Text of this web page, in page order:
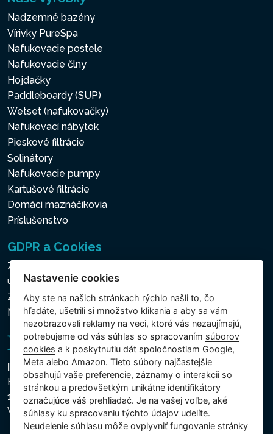
Nadzemné bazény
Vírivky PureSpa
Nafukovacie postele
Nafukovacie člny
Hojdačky
Paddleboardy (SUP)
Wetset (nafukovačky)
Nafukovací nábytok
Pieskové filtrácie
Solinátory
Nafukovacie pumpy
Kartušové filtrácie
Domáci maznáčikovia
Príslušenstvo
GDPR a Cookies
Zásady ochrany osobných a ďalších spracovávaných
údajov
Zásady používania súborov cookies
Nastavenie cookies
Intex Trading, s.r.o.
Hradecká 2526/3
130 00 Praha 3
Vinohrady - Česká republika
Nastavenie cookies
Aby ste na našich stránkach rýchlo našli to, čo
hľadáte, ušetrili si množstvo klikania a aby sa vám
nezobrazovali reklamy na veci, ktoré vás nezaujímajú,
potrebujeme od vás súhlas so spracovaním súborov
cookies a k poskytnutiu dát spoločnostiam Google,
Meta alebo Amazon. Tieto súbory najčastejšie
obsahujú vaše preferencie, záznamy o interakcii so
stránkou a predovšetkým unikátne identifikátory
označujúce váš prehliadač. Je na vašej voľbe, aké
súhlasy ku spracovaniu týchto údajov udelíte.
Neudelenie súhlasu mȏže ovplyvniť fungovanie stránky